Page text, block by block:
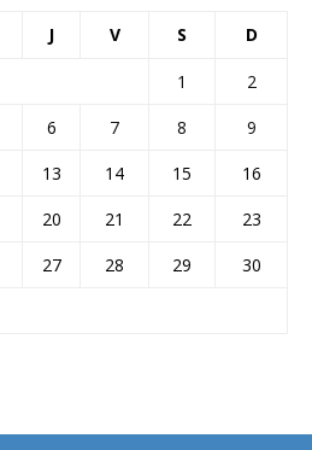
J V S D
1
2
6 7 8
9
13 14 15
16
20 21 22
23
27 28 29
30